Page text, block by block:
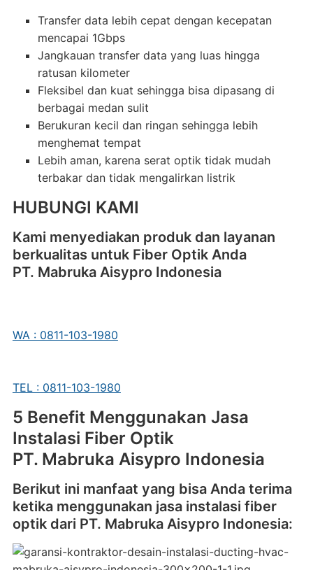
Transfer data lebih cepat dengan kecepatan
mencapai 1Gbps
Jangkauan transfer data yang luas hingga
ratusan kilometer
Fleksibel dan kuat sehingga bisa dipasang di
berbagai medan sulit
Berukuran kecil dan ringan sehingga lebih
menghemat tempat
Lebih aman, karena serat optik tidak mudah
terbakar dan tidak mengalirkan listrik
HUBUNGI KAMI
Kami menyediakan produk dan layanan
berkualitas untuk Fiber Optik Anda
PT. Mabruka Aisypro Indonesia
WA : 0811-103-1980
TEL : 0811-103-1980
5 Benefit Menggunakan Jasa
Instalasi Fiber Optik
PT. Mabruka Aisypro Indonesia
Berikut ini manfaat yang bisa Anda terima
ketika menggunakan jasa instalasi fiber
optik dari PT. Mabruka Aisypro Indonesia: